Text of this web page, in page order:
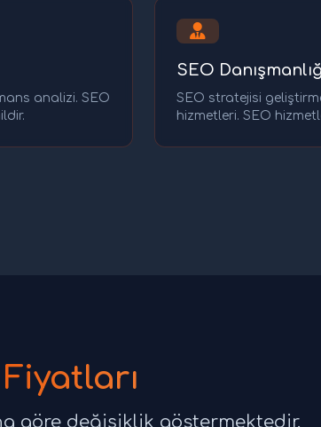
analizi. SEO
SEO
SEO stratejisi
hizmetleri. SEO
göre değişiklik göstermektedir.